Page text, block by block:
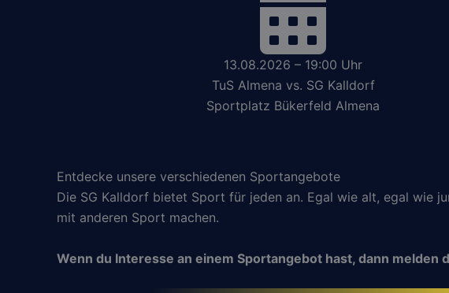
13.08.2026 – 19:00 Uhr
TuS Almena vs. SG Kalldorf
Sportplatz Bükerfeld Almena
Entdecke unsere verschiedenen Sportangebote
Die SG Kalldorf bietet Sport für jeden an. Egal wie alt, egal wie
mit anderen Sport machen.
Wenn du Interesse an einem Sportangebot hast, dann melden